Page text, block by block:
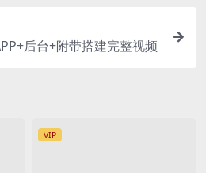
后台+附带搭建完整视频
VIP